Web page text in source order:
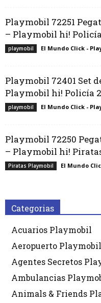
Playmobil 72251
– Playmobil hi!
playmobil El Mundo Click -
Playmobil 72401 Set
Playmobil hi! Policía
playmobil El Mundo Click -
Playmobil 72250
– Playmobil hi!
Piratas Playmobil El Mundo
Categorias
Acuarios Playmobil
Aeropuerto Playmobil
Agentes Secretos
Ambulancias
Animals & Friends